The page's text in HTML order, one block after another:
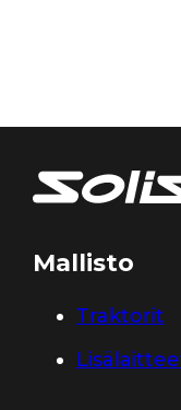
Mallisto
Traktorit